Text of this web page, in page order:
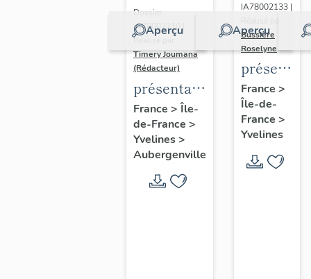
Aperçu
Dossier
IA78002210 |
Réalisé par
Timery Joumana
(Rédacteur)
présentation
de l'étude
d'Elisabethville
France > Île-
de-France >
Yvelines>
Aubergenville
Aperçu
IA78002133 |
Bussière
Roselyne
du
diagnostic
et
France >
Île-de-
France >
Yvelines